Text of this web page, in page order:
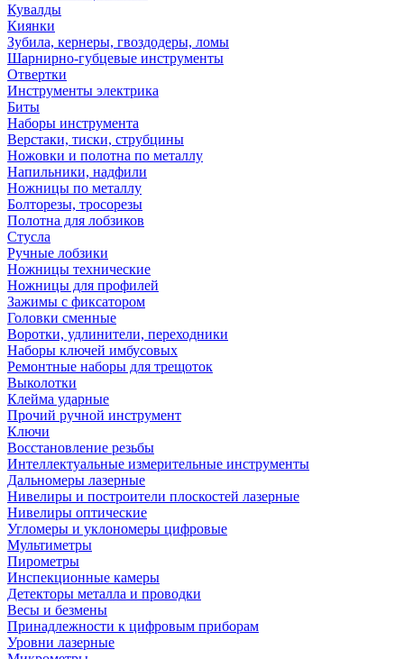
Кувалды
Киянки
Зубила, кернеры, гвоздодеры, ломы
Шарнирно-губцевые инструменты
Отвертки
Инструменты электрика
Биты
Наборы инструмента
Верстаки, тиски, струбцины
Ножовки и полотна по металлу
Напильники, надфили
Ножницы по металлу
Болторезы, тросорезы
Полотна для лобзиков
Стусла
Ручные лобзики
Ножницы технические
Ножницы для профилей
Зажимы с фиксатором
Головки сменные
Воротки, удлинители, переходники
Наборы ключей имбусовых
Ремонтные наборы для трещоток
Выколотки
Клейма ударные
Прочий ручной инструмент
Ключи
Восстановление резьбы
Интеллектуальные измерительные инструменты
Дальномеры лазерные
Нивелиры и построители плоскостей лазерные
Нивелиры оптические
Угломеры и уклономеры цифровые
Мультиметры
Пирометры
Инспекционные камеры
Детекторы металла и проводки
Весы и безмены
Принадлежности к цифровым приборам
Уровни лазерные